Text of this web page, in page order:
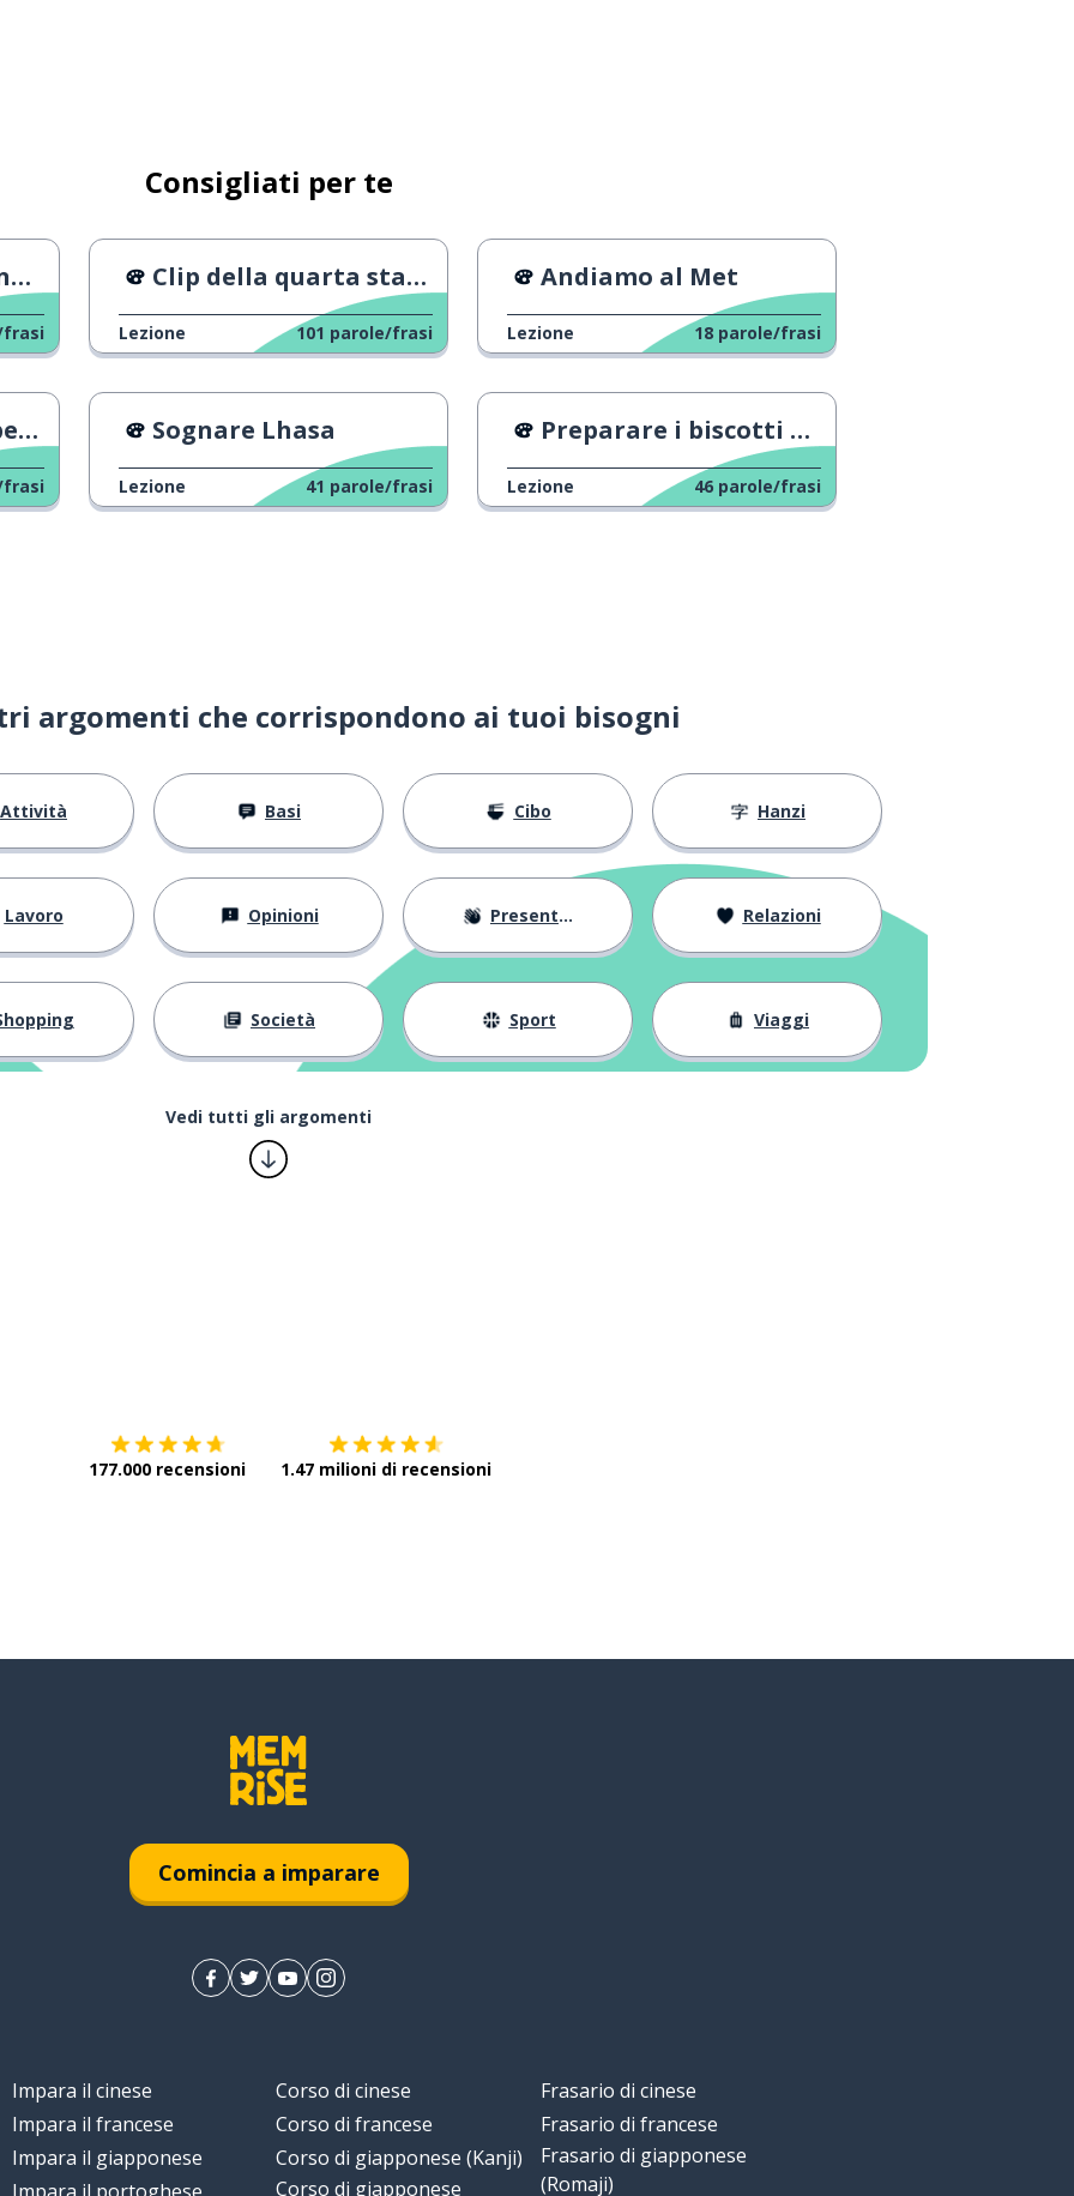
Consigliati per te
frasi
Clip della quarta stagione di An Exciting Offer
Lezione 101 parole/frasi
Andiamo al Met
Lezione 18 parole/frasi
frasi
Sognare Lhasa
Lezione 41 parole/frasi
Preparare i biscotti allo scalogno
Lezione 46 parole/frasi
argomenti che corrispondono ai tuoi bisogni
Attività Basi Cibo Hanzi
Lavoro Opinioni Presentarsi Relazioni
Società Sport Viaggi
Vedi tutti gli argomenti
177.000 recensioni 1.47 milioni di recensioni
Comincia a imparare
Impara il cinese
Impara il francese
Impara il giapponese
Corso di cinese
Corso di francese
Corso di giapponese (Kanji)
Corso di giapponese
Frasario di cinese
Frasario di francese
Frasario di giapponese
(Romaji)